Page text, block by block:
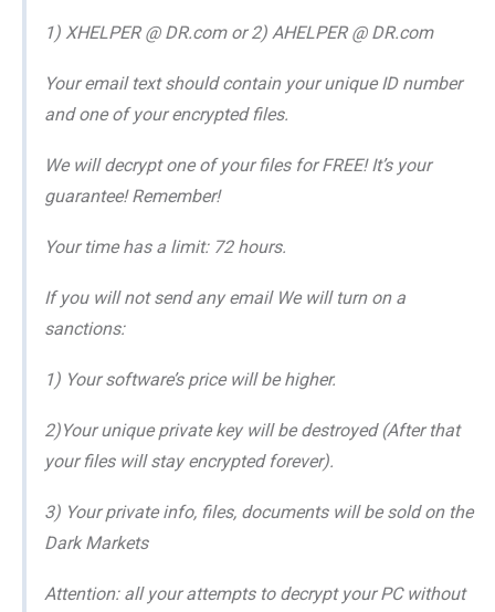
1) XHELPER @ DR.com or 2) AHELPER @ DR.com
Your email text should contain your unique ID number
and one of your encrypted files.
We will decrypt one of your files for FREE! It’s your
guarantee! Remember!
Your time has a limit: 72 hours.
If you will not send any email We will turn on a
sanctions:
1) Your software’s price will be higher.
2)Your unique private key will be destroyed (After that
your files will stay encrypted forever).
3) Your private info, files, documents will be sold on the
Dark Markets
Attention: all your attempts to decrypt your PC without